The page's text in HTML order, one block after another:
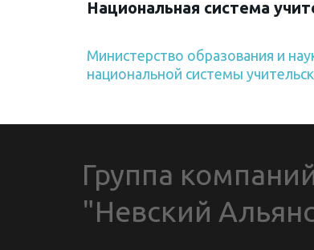
Национальная система
Министерство образования и
национальной системы
Группа
"Невский